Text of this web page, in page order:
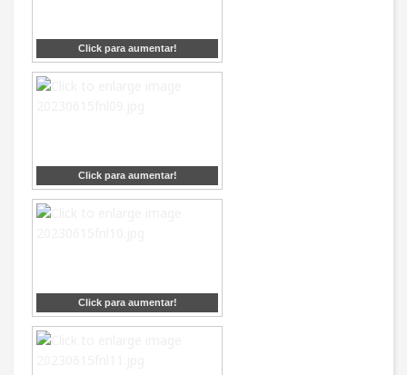
Click para aumentar!
Click para aumentar!
Click para aumentar!